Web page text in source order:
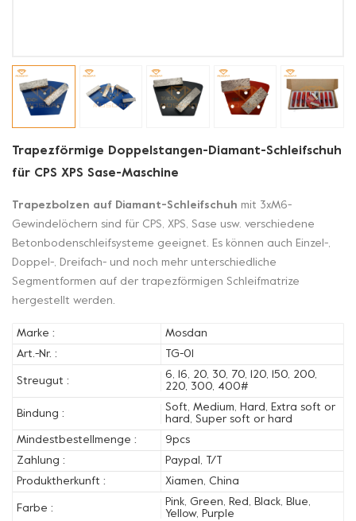
Trapezförmige Doppelstangen-Diamant-Schleifschuh
für CPS XPS Sase-Maschine
Trapezbolzen auf Diamant-Schleifschuh mit 3xM6-
Gewindelöchern sind für CPS, XPS, Sase usw. verschiedene
Betonbodenschleifsysteme geeignet. Es können auch Einzel-,
Doppel-, Dreifach- und noch mehr unterschiedliche
Segmentformen auf der trapezförmigen Schleifmatrize
hergestellt werden.
Marke :
Mosdan
Art.-Nr. :
TG-01
Streugut :
6, 16, 20, 30, 70, 120, 150, 200,
220, 300, 400#
Bindung :
Soft, Medium, Hard, Extra soft or
hard, Super soft or hard
Mindestbestellmenge :
9pcs
Zahlung :
Paypal, T/T
Produktherkunft :
Xiamen, China
Farbe :
Pink, Green, Red, Black, Blue,
Yellow, Purple